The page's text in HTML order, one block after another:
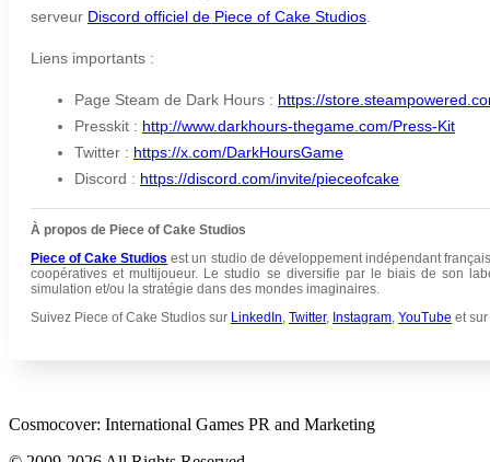
serveur Discord officiel de Piece of Cake Studios
Liens importants :
Page Steam de Dark Hours : https://
Presskit : http://www.darkhours-thegame.com/Press-Kit
Twitter : https://x.com/DarkHoursGame
Discord : https://discord.com/invite/pieceofcake
À propos de Piece of Cake Studios
Piece of Cake Studios est un studio de développement indépendant
coopératives et multijoueur. Le studio se diversifie par le biais de son
simulation et/ou la stratégie dans des mondes imaginaires.
Suivez Piece of Cake Studios sur LinkedIn, Twitter, Instagram, YouTube et
Cosmocover: International Games PR and Marketing